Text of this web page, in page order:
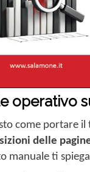
operativo
come portare
delle
manuale ti